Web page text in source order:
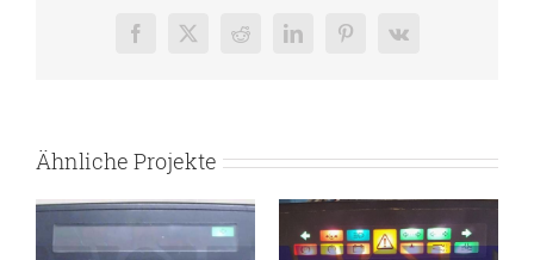
Facebook
X RedditLinkedInPinterest
Vk
Ähnliche Projekte